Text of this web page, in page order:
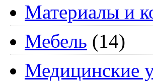
Материалы и
Мебель (14)
Медицинские